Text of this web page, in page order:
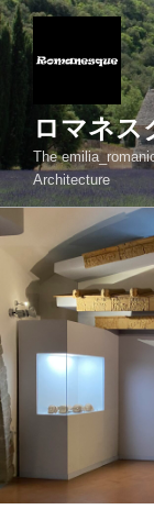
コ
ン
ス
キ
ロマネス
The
Architecture